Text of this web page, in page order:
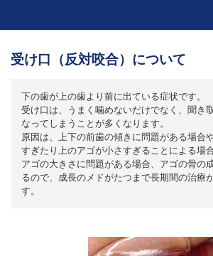
受け口（反対咬合）について
下の歯が上の歯より前に出ている症状です。
受け口は、うまく噛めないだけでなく、聞き
なってしまうことが多くなります。
原因は、上下の前歯の傾きに問題がある場合
すぎたり上のアゴが小さすぎることによる場
アゴの大きさに問題がある場合、アゴの骨の
るので、成長のメドがたつまで長期間の治療
す。